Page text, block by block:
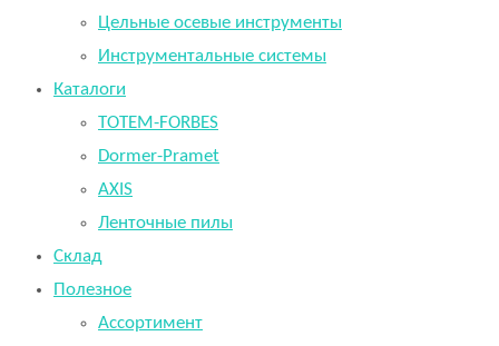
Цельные осевые инструменты
Инструментальные системы
Каталоги
TOTEM-FORBES
Dormer-Pramet
AXIS
Ленточные пилы
Склад
Полезное
Ассортимент